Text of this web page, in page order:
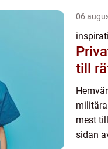
06
Privat
till
mest
sidan